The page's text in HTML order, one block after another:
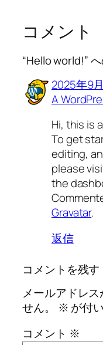
コメント
“Hello world!”
2025年9
A
Hi, this is
To get
editing,
please
the
Gravatar.
返信
コメントを残す
メールアドレ
せん。
※ が付
コメント ※